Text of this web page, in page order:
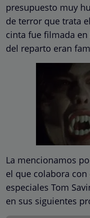
presupuesto muy
de terror que trata
cinta fue filmada
del reparto eran
La mencionamos
el que colabora
especiales Tom
en sus siguientes